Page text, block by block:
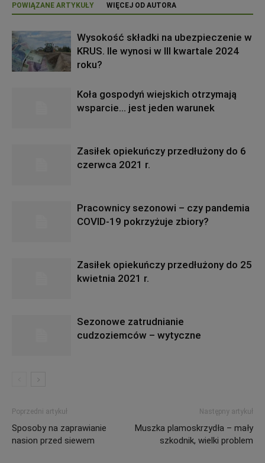
POWIĄZANE ARTYKUŁY WIĘCEJ OD AUTORA
Wysokość składki na ubezpieczenie w
KRUS. Ile wynosi w III kwartale 2024
roku?
Koła gospodyń wiejskich otrzymają
wsparcie… jest jeden warunek
Zasiłek opiekuńczy przedłużony do 6
czerwca 2021 r.
Pracownicy sezonowi – czy pandemia
COVID-19 pokrzyżuje zbiory?
Zasiłek opiekuńczy przedłużony do 25
kwietnia 2021 r.
Sezonowe zatrudnianie
cudzoziemców – wytyczne
Poprzedni artykuł
Sposoby na zaprawianie
nasion przed siewem
Następny artykuł
Muszka plamoskrzydła – mały
szkodnik, wielki problem